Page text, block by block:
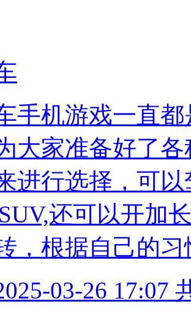
手机游戏一直
大家准备好了
进行选择，可
还可以开加
，根据自己的
03-26 17:07